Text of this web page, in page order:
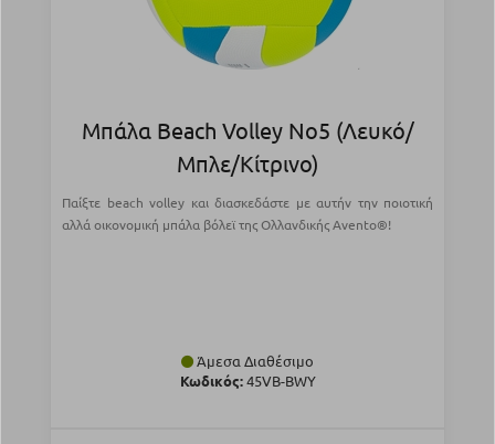
Μπάλα Beach Volley Νο5 (Λευκό/
Μπλε/Κίτρινο)
Παίξτε beach volley και διασκεδάστε με αυτήν την ποιοτική
αλλά οικονομική μπάλα βόλεϊ της Ολλανδικής Avento®!
Άμεσα Διαθέσιμο
Κωδικός:45VB-BWY